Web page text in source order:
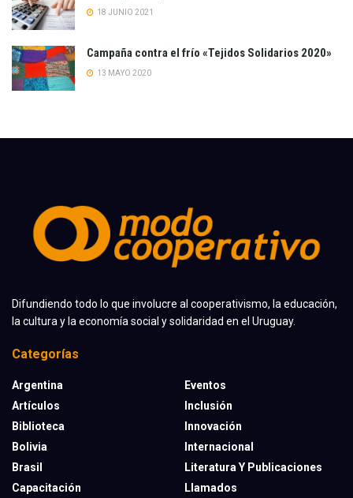
18 JUNIO 2021
Campaña contra el frío «Tejidos Solidarios 2020»
13 MAYO 2020
Difundiendo todo lo que involucre al cooperativismo, la educación,
la cultura y la economía social y solidaridad en el Uruguay.
Categorías
Argentina
Artículos
Biblioteca
Bolivia
Brasil
Capacitación
Eventos
Inclusión
Innovación
Internacional
Literatura Y Publicaciones
Llamados